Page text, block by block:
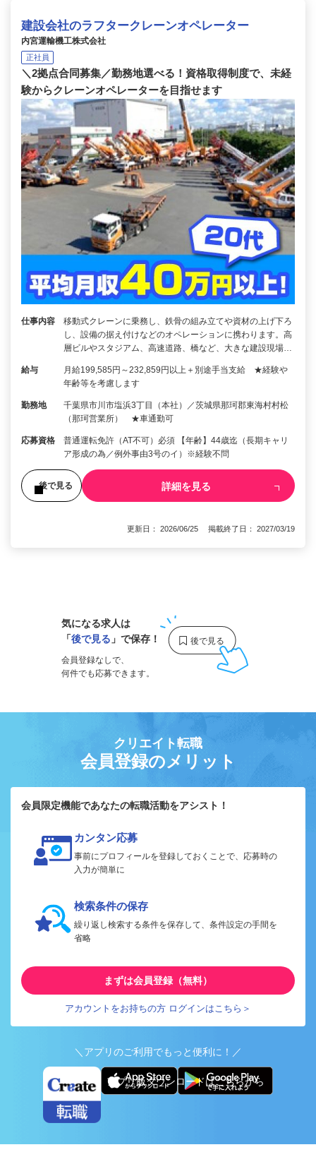
建設会社のラフタークレーンオペレーター
内宮運輸機工株式会社
正社員
＼2拠点合同募集／勤務地選べる！資格取得制度で、未経
験からクレーンオペレーターを目指せます
仕事内容
移動式クレーンに乗務し、鉄骨の組み立てや資材の上げ下ろ
し、設備の据え付けなどのオペレーションに携わります。高
層ビルやスタジアム、高速道路、橋など、大きな建設現場…
給与
月給199,585円～232,859円以上＋別途手当支給 ★経験や
年齢等を考慮します
勤務地
千葉県市川市塩浜3丁目（本社）／茨城県那珂郡東海村村松
（那珂営業所） ★車通勤可
応募資格
普通運転免許（AT不可）必須 【年齢】44歳迄（長期キャリ
ア形成の為／例外事由3号のイ）※経験不問
後で見る 詳細を見る
更新日： 2026/06/25 掲載終了日： 2027/03/19
気になる求人は
「後で見る 」で保存！
会員登録なしで、
何件でも応募できます。
クリエイト転職
会員登録のメリット
会員限定機能であなたの転職活動をアシスト！
カンタン応募
事前にプロフィールを登録しておくことで、応募時の
入力が簡単に
検索条件の保存
繰り返し検索する条件を保存して、条件設定の手間を
省略
まずは会員登録（無料）
アカウントをお持ちの方 ログインはこちら＞
＼アプリのご利用でもっと便利に！／
アプリ版ダウンロードはこちらから